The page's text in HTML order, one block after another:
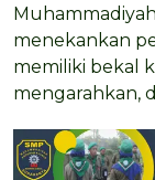
menekankan
memiliki bekal
mengarahkan,